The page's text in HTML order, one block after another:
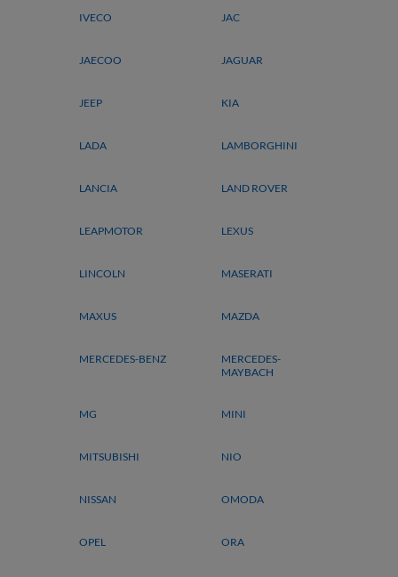
IVECO JAC
JAECOO JAGUAR
JEEP KIA
LADA LAMBORGHINI
LANCIA LAND ROVER
LEAPMOTOR LEXUS
LINCOLN MASERATI
MAXUS MAZDA
MERCEDES-BENZ
MERCEDES-
MAYBACH
MG MINI
MITSUBISHI NIO
NISSAN OMODA
OPEL ORA